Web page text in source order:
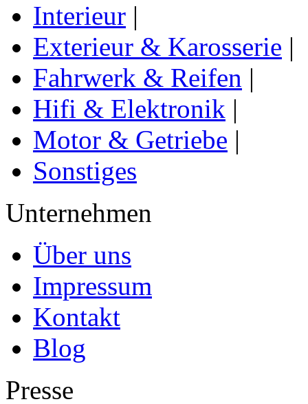
Interieur |
Exterieur & Karosserie |
Fahrwerk & Reifen |
Hifi & Elektronik |
Motor & Getriebe |
Sonstiges
Unternehmen
Über uns
Impressum
Kontakt
Blog
Presse